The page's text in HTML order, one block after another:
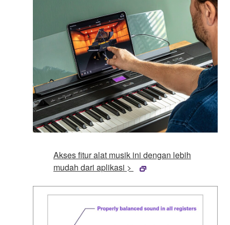
Akses fitur alat musik ini dengan lebih
mudah dari aplikasi >